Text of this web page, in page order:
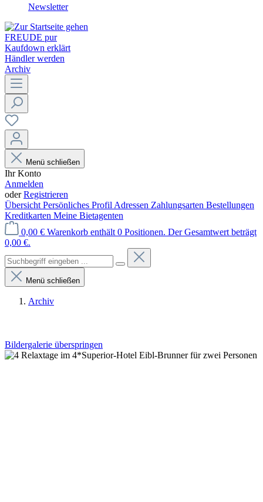
Newsletter
FREUDE pur
Kaufdown erklärt
Händler werden
Archiv
Menü schließen
Ihr Konto
Anmelden
oderRegistrieren
Übersicht Persönliches Profil Adressen Zahlungsarten Bestellungen
Kreditkarten Meine Bietagenten
0,00 € Warenkorb enthält 0 Positionen. Der Gesamtwert beträgt
0,00 €.
Menü schließen
Archiv
Bildergalerie überspringen